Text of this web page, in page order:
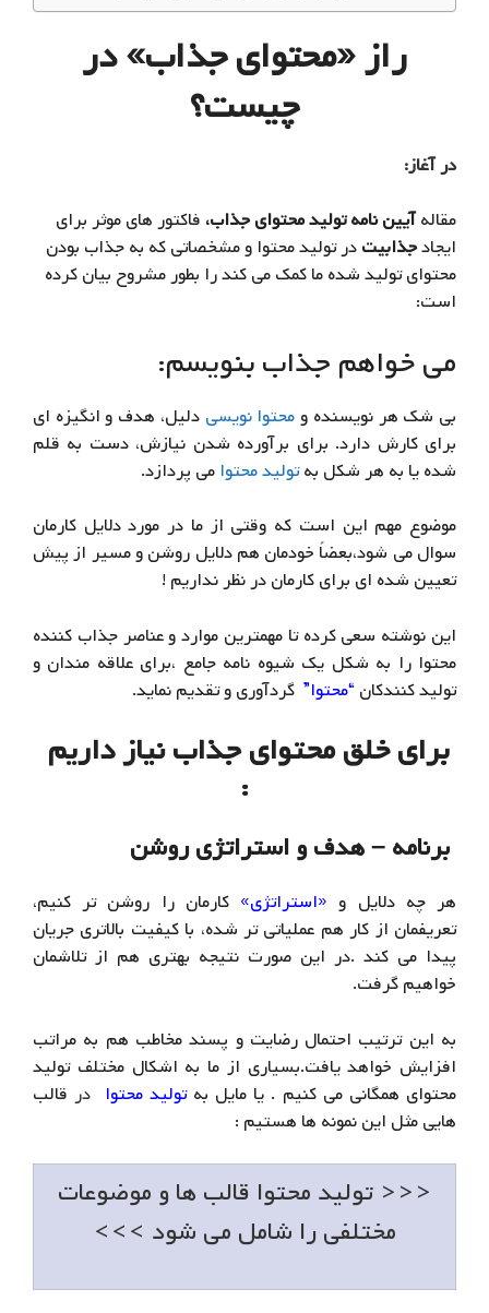
راز «محتوای جذاب» در
چیست؟
در آغاز:
مقالهآیین نامه تولید محتوای جذاب، فاکتور های موثر برای
ایجادجذابیتدر تولید محتوا و مشخصاتی که به جذاب بودن
محتوای تولید شده ما کمک می کند را بطور مشروح بیان کرده
است:
می خواهم جذاب بنویسم:
بی شک هر نویسنده ومحتوا نویسی دلیل، هدف و انگیزه ای
برای کارش دارد. برای برآورده شدن نیازش، دست به قلم
شده یا به هر شکل بهتولید محتوا می پردازد.
موضوع مهم این است که وقتی از ما در مورد دلایل کارمان
سوال می شود،بعضاً خودمان هم دلایل روشن و مسیر از پیش
تعیین شده ای برای کارمان در نظر نداریم !
این نوشته سعی کرده تا مهمترین موارد و عناصر جذاب کننده
محتوا را به شکل یک شیوه نامه جامع ،برای علاقه مندان و
تولید کنندکان “محتوا” گردآوری و تقدیم نماید.
برای خلق محتوای جذاب نیاز داریم
:
برنامه – هدف و استراتژی روشن
هر چه دلایل و «استراتژی»کارمان را روشن تر کنیم،
تعریفمان از کار هم عملیاتی تر شده، با کیفیت بالاتری جریان
پیدا می کند .در این صورت نتیجه بهتری هم از تلاشمان
خواهیم گرفت.
به این ترتیب احتمال رضایت و پسند مخاطب هم به مراتب
افزایش خواهد یافت.بسیاری از ما به اشکال مختلف تولید
محتوای همگانی می کنیم . یا مایل به تولید محتوا درقالب
هایی مثل این نمونه ها هستیم :
<<< تولید محتوا قالب ها و موضوعات
مختلفی را شامل می شود >>>